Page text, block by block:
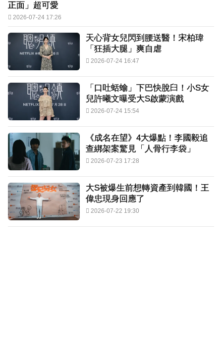
正面」超可愛
2026-07-24 17:26
天心背女兒閃到腰送醫！宋柏瑋
「狂插大腿」爽自虐
2026-07-24 16:47
「口吐蛞蝓」下巴快脫臼！小S女
兒許曦文曝受大S啟蒙演戲
2026-07-24 15:54
《成名在望》4大爆點！李國毅追
查綁架案驚見「人骨行李袋」
2026-07-23 17:28
大S被爆生前想轉資產到韓國！王
偉忠現身回應了
2026-07-22 19:30